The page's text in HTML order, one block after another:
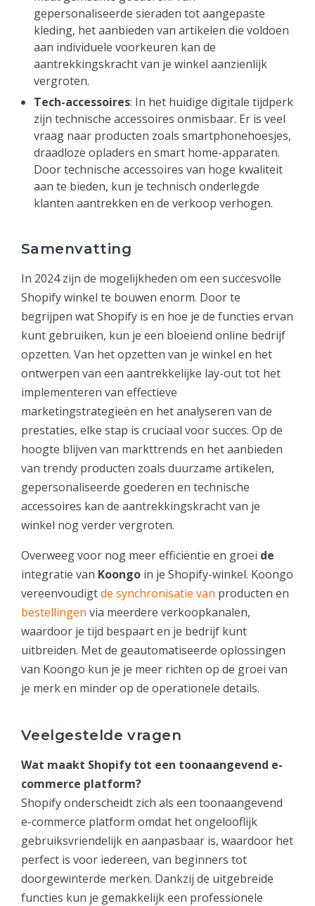
gepersonaliseerde sieraden tot aangepaste
kleding, het aanbieden van artikelen die voldoen
aan individuele voorkeuren kan de
aantrekkingskracht van je winkel aanzienlijk
vergroten.
Tech-accessoires: In het huidige digitale tijdperk
zijn technische accessoires onmisbaar. Er is veel
vraag naar producten zoals smartphonehoesjes,
draadloze opladers en smart home-apparaten.
Door technische accessoires van hoge kwaliteit
aan te bieden, kun je technisch onderlegde
klanten aantrekken en de verkoop verhogen.
Samenvatting
In 2024 zijn de mogelijkheden om een succesvolle
Shopify winkel te bouwen enorm. Door te
begrijpen wat Shopify is en hoe je de functies ervan
kunt gebruiken, kun je een bloeiend online bedrijf
opzetten. Van het opzetten van je winkel en het
ontwerpen van een aantrekkelijke lay-out tot het
implementeren van effectieve
marketingstrategieën en het analyseren van de
prestaties, elke stap is cruciaal voor succes. Op de
hoogte blijven van markttrends en het aanbieden
van trendy producten zoals duurzame artikelen,
gepersonaliseerde goederen en technische
accessoires kan de aantrekkingskracht van je
winkel nog verder vergroten.
Overweeg voor nog meer efficiëntie en groei de
integratie van Koongo in je Shopify-winkel. Koongo
vereenvoudigtde synchronisatie van producten en
bestellingen via meerdere verkoopkanalen,
waardoor je tijd bespaart en je bedrijf kunt
uitbreiden. Met de geautomatiseerde oplossingen
van Koongo kun je je meer richten op de groei van
je merk en minder op de operationele details.
Veelgestelde vragen
Wat maakt Shopify tot een toonaangevend e-
commerce platform?
Shopify onderscheidt zich als een toonaangevend
e-commerce platform omdat het ongelooflijk
gebruiksvriendelijk en aanpasbaar is, waardoor het
perfect is voor iedereen, van beginners tot
doorgewinterde merken. Dankzij de uitgebreide
functies kun je gemakkelijk een professionele